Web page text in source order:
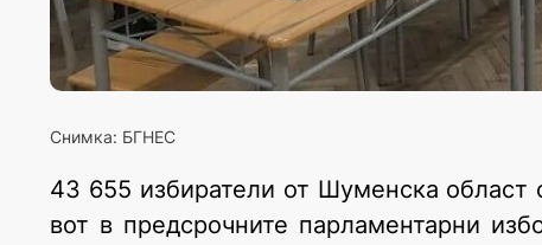
Снимка: БГНЕС
43 655 избиратели от Шуменска област
вот в предсрочните парламентарни